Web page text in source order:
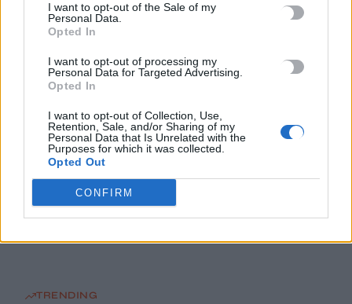
I want to opt-out of the Sale of my
Personal Data.
Opted In
I want to opt-out of processing my
Personal Data for Targeted Advertising.
Opted In
I want to opt-out of Collection, Use,
Retention, Sale, and/or Sharing of my
Personal Data that Is Unrelated with the
Purposes for which it was collected.
Opted Out
CONFIRM
«Του χρόνου σχεδιάζουμε να επιστρέψουμε στην Κρήτη»: Τι
λένε τουρίστες και επιχειρηματίες που έφυγαν εξαιτίας της
πυρκαγιάς στο Ρέθυμνο
7 Αυγούστου, 2026
Εφετείο «μπλοκάρει» το σχέδιο Τραμπ για κατασκευή
αίθουσας χορού στον Λευκό Οίκο
7 Αυγούστου, 2026
Ο ΟΦΗ βάζει τσάρτερ για τους φιλάθλους ενόψει της ρεβάνς
των playoffs του Europa League
TRENDING